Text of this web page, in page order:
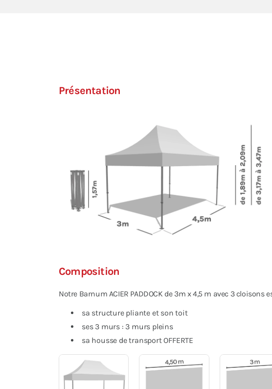
Présentation
Composition
Notre Barnum ACIER PADDOCK de 3m x 4,5 m avec 3 cloisons
sa structure pliante et son toit
ses 3 murs : 3 murs pleins
sa housse de transport OFFERTE